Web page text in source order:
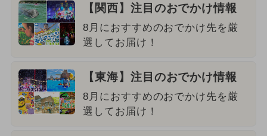
【関西】注目のおでかけ情報
8月におすすめのおでかけ先を厳
選してお届け！
【東海】注目のおでかけ情報
8月におすすめのおでかけ先を厳
選してお届け！